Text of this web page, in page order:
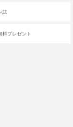
誌
料プレゼント